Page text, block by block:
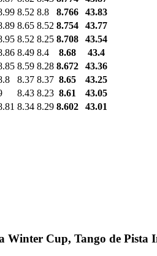
8.52 8.8 8.766
43.83
8.65 8.52 8.754
43.77
8.52 8.25 8.708
43.54
8.49 8.4 8.68
43.4
8.59 8.28 8.672
43.36
8.37 8.37 8.65
43.25
8.43 8.23 8.61
43.05
8.34 8.29 8.602 43.01
Winter Cup, Tango de Pista